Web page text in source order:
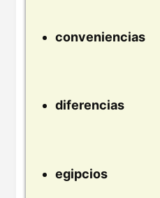
conveniencias
diferencias
egipcios